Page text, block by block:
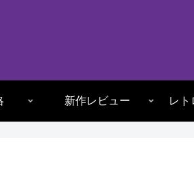
新作レビュー レト